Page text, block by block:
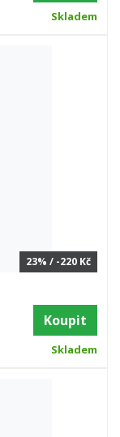
Skladem
23% / -220 Kč
Koupit
Skladem